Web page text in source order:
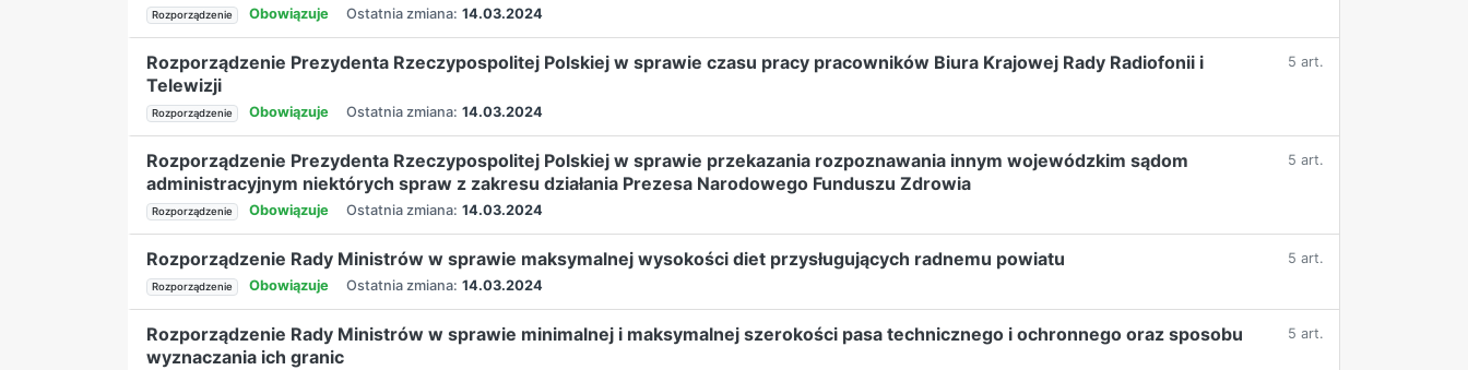
Rozporządzenie Obowiązuje Ostatnia zmiana: 14.03.2024
Rozporządzenie Prezydenta Rzeczypospolitej Polskiej w sprawie czasu pracy pracowników Biura Krajowej Rady Radiofonii i
Telewizji
5 art.
Rozporządzenie Obowiązuje Ostatnia zmiana: 14.03.2024
Rozporządzenie Prezydenta Rzeczypospolitej Polskiej w sprawie przekazania rozpoznawania innym wojewódzkim sądom
administracyjnym niektórych spraw z zakresu działania Prezesa Narodowego Funduszu Zdrowia
5 art.
Rozporządzenie Obowiązuje Ostatnia zmiana: 14.03.2024
Rozporządzenie Rady Ministrów w sprawie maksymalnej wysokości diet przysługujących radnemu powiatu 5 art.
Rozporządzenie Obowiązuje Ostatnia zmiana: 14.03.2024
Rozporządzenie Rady Ministrów w sprawie minimalnej i maksymalnej szerokości pasa technicznego i ochronnego oraz sposobu
wyznaczania ich granic
5 art.